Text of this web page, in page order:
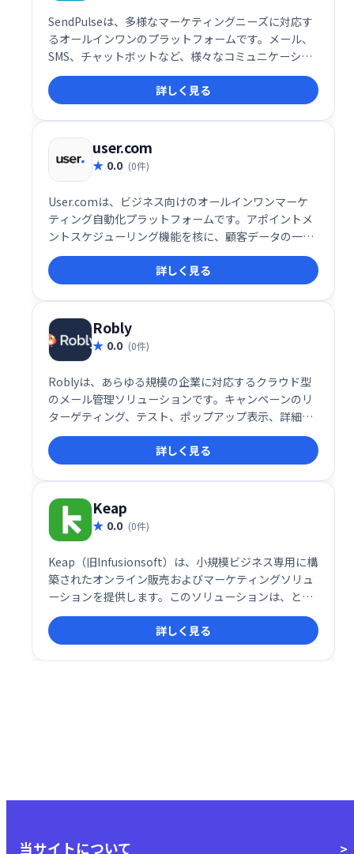
SendPulseは、多様なマーケティングニーズに対応す
るオールインワンのプラットフォームです。メール、
SMS、チャットボットなど、様々なコミュニケーショ
ンチャネルを活用したマーケティングキャンペーンを
効率的に実行できます。ユーザーフレンドリーなイン
ターフェースで、初心者にも簡単に利用可能。顧客エ
ンゲージメントを高め、ビジネス成長を促進します。
詳細な分析機能も搭載し、効果測定も容易です。
詳しく見る
user.com
0.0 (0件)
User.comは、ビジネス向けのオールインワンマーケ
ティング自動化プラットフォームです。アポイントメ
ントスケジューリング機能を核に、顧客データの一元
管理でエンゲージメントとコンバージョン率向上を実
現します。様々なコミュニケーションチャネルを統合
し、効率的な顧客接点を促進。予約スケジュールの最
適化で、ビジネス成長を支援します。
詳しく見る
Robly
0.0 (0件)
Roblyは、あらゆる規模の企業に対応するクラウド型
のメール管理ソリューションです。キャンペーンのリ
ターゲティング、テスト、ポップアップ表示、詳細な
レポート作成など、効果的なメールマーケティングに
必要な機能を備えています。効率的なメール運用で顧
客エンゲージメントを高め、ビジネス成長を支援しま
す。
詳しく見る
Keap
0.0 (0件)
Keap（旧Infusionsoft）は、小規模ビジネス専用に構
築されたオンライン販売およびマーケティングソリュ
ーションを提供します。このソリューションは、とり
わけ、見込み顧客の発掘、マーケティングの自動化、
メールとソーシャルメディアのエンゲージメント、見
込み客の追跡などの堅牢な機能を提供します。
詳しく見る
当サイトについて